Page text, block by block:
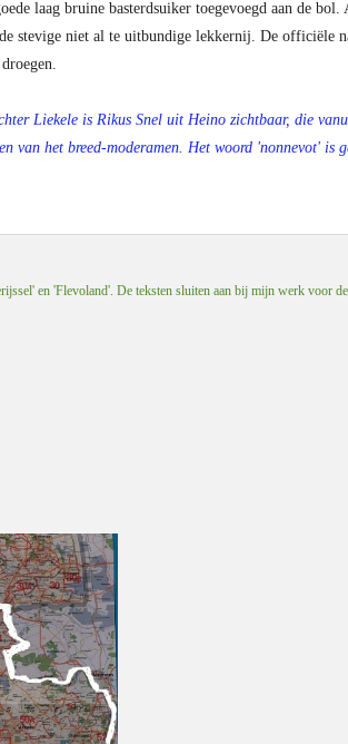
laag bruine basterdsuiker toegevoegd aan de
stevige niet al te uitbundige lekkernij. De officiële
Liekele is Rikus Snel uit Heino zichtbaar, die
van het breed-moderamen. Het woord 'nonnevot' is
en 'Flevoland'. De teksten sluiten aan bij mijn werk voor